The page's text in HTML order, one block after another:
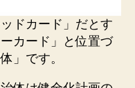
ドカード」だとす
カード」と位置づ
」です。